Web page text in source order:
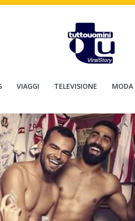
VIAGGI TELEVISIONE MODA